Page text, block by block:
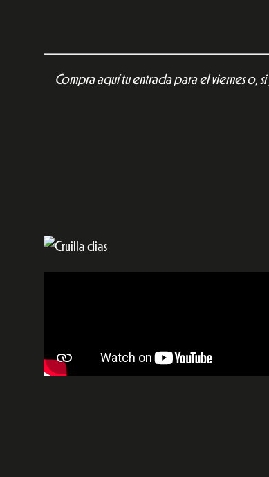
Compra aquí tu entrada para el viernes o,